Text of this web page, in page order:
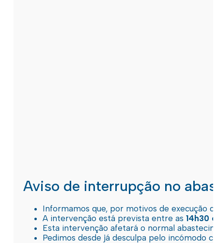
Aviso de interrupção no
Informamos que, por motivos de execução
A intervenção está prevista entre as 14h30
Esta intervenção afetará o normal
Pedimos desde já desculpa pelo incómodo